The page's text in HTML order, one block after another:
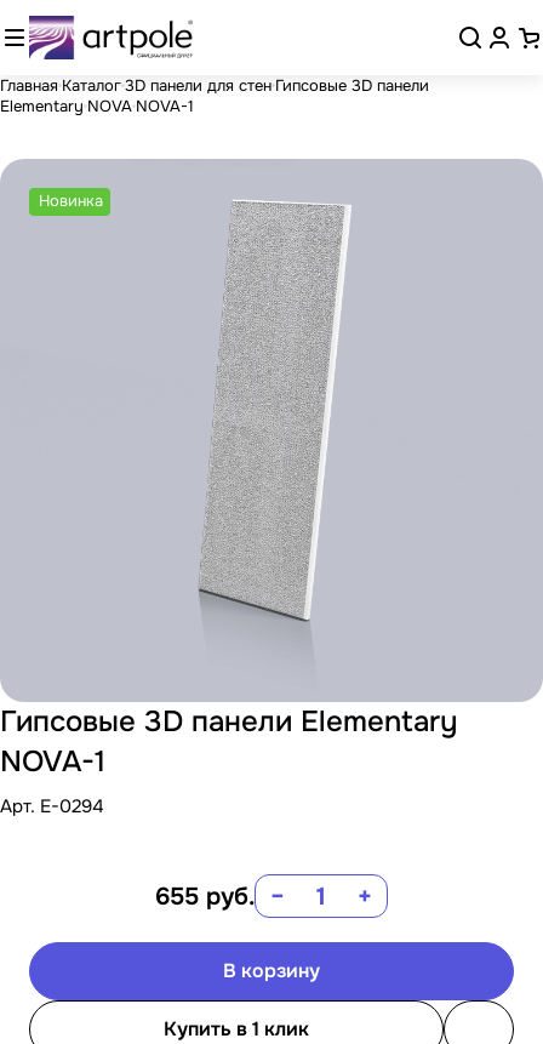
Главная Каталог3D панели для стен Гипсовые 3D панели
Elementary NOVA NOVA-1
Новинка
Гипсовые 3D панели Elementary
NOVA-1
Арт. E-0294
655 руб. − +
В корзину
Купить в 1 клик